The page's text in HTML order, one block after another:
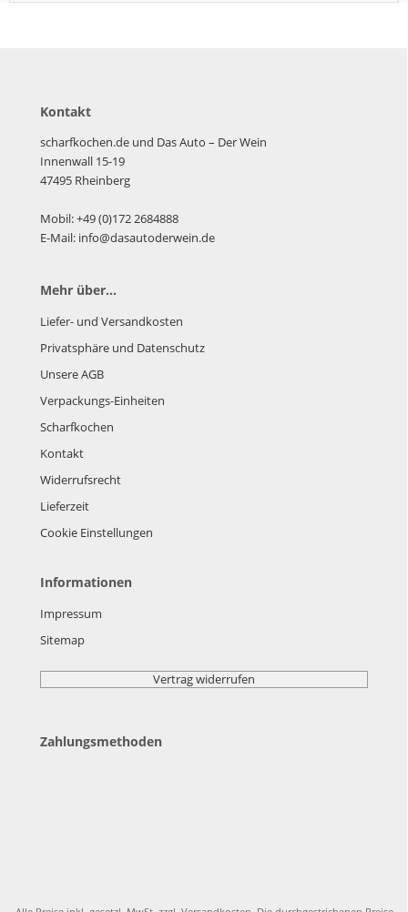
Kontakt
scharfkochen.de und Das Auto – Der Wein
Innenwall 15-19
47495 Rheinberg
Mobil: +49 (0)172 2684888
E-Mail: info@dasautoderwein.de
Mehr über...
Liefer- und Versandkosten
Privatsphäre und Datenschutz
Unsere AGB
Verpackungs-Einheiten
Scharfkochen
Kontakt
Widerrufsrecht
Lieferzeit
Cookie Einstellungen
Informationen
Impressum
Sitemap
Vertrag widerrufen
Zahlungsmethoden